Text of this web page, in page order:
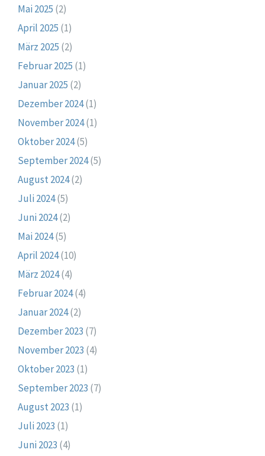
Mai 2025 (2)
April 2025 (1)
März 2025 (2)
Februar 2025 (1)
Januar 2025 (2)
Dezember 2024(1)
November 2024(1)
Oktober 2024(5)
September 2024(5)
August 2024(2)
Juli 2024(5)
Juni 2024(2)
Mai 2024(5)
April 2024(10)
März 2024(4)
Februar 2024(4)
Januar 2024(2)
Dezember 2023 (7)
November 2023 (4)
Oktober 2023 (1)
September 2023 (7)
August 2023 (1)
Juli 2023 (1)
Juni 2023 (4)